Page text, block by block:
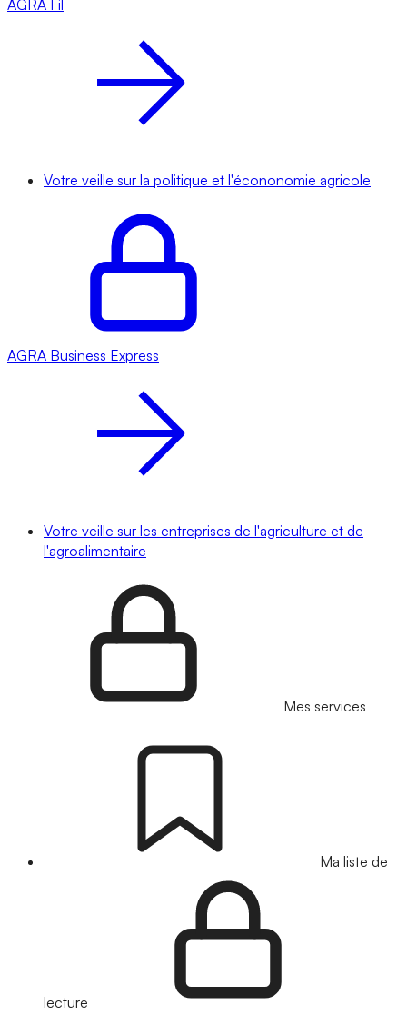
AGRA Fil
Votre veille sur la politique et l'écononomie agricole
AGRA Business Express
Votre veille sur les entreprises de l'agriculture et de
l'agroalimentaire
Mes services
Ma liste de
lecture